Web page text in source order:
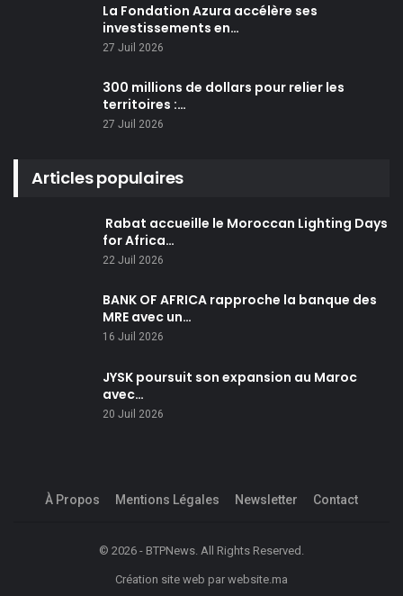
La Fondation Azura accélère ses
investissements en…
27 Juil 2026
300 millions de dollars pour relier les
territoires :…
27 Juil 2026
Articles populaires
Rabat accueille le Moroccan Lighting Days
for Africa…
22 Juil 2026
BANK OF AFRICA rapproche la banque des
MRE avec un…
16 Juil 2026
JYSK poursuit son expansion au Maroc
avec…
20 Juil 2026
À Propos Mentions Légales Newsletter Contact
© 2026 - BTPNews. All Rights Reserved.
Création site web par website.ma